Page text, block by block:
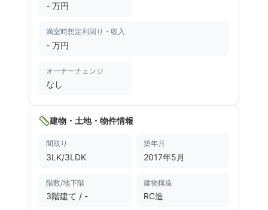
- 万円
満室時想定利回り・収入
- 万円
オーナーチェンジ
なし
建物・土地・物件情報
間取り
3LK/3LDK
築年月
2017年5月
階数/地下階
3階建て / -
建物構造
RC造